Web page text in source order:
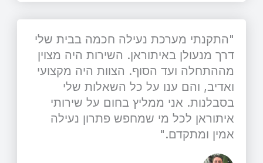
"התקנתי מערכת נעילה חכמה בבית שלי
דרך מנעולן באיתוראן. השירות היה מצוין
מההתחלה ועד הסוף. הצוות היה מקצועי
ואדיב, והם ענו על כל השאלות שלי
בסבלנות. אני ממליץ בחום על שירותי
איתוראן לכל מי שמחפש פתרון נעילה
אמין ומתקדם."